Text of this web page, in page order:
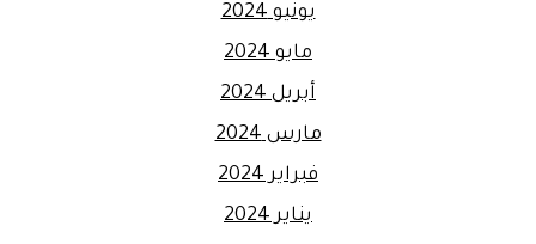
يونيو 2024
مايو 2024
أبريل 2024
مارس 2024
فبراير 2024
يناير 2024